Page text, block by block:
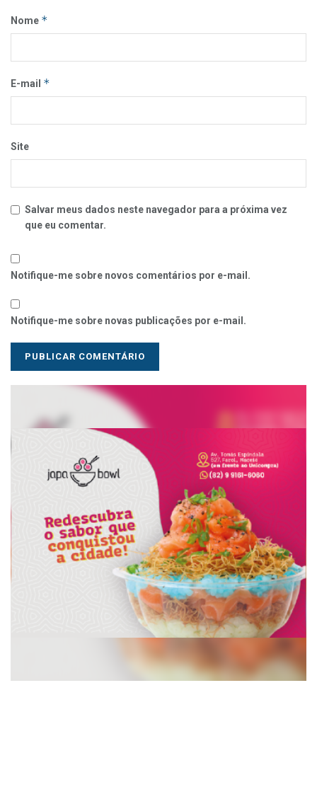
Nome *
E-mail *
Site
Salvar meus dados neste navegador para a próxima vez
que eu comentar.
Notifique-me sobre novos comentários por e-mail.
Notifique-me sobre novas publicações por e-mail.